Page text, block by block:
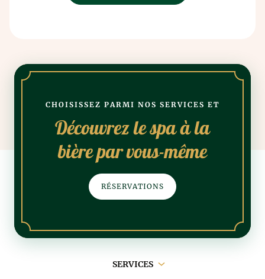
CHOISISSEZ PARMI NOS SERVICES ET
Découvrez le spa à la
bière par vous-même
RÉSERVATIONS
SERVICES